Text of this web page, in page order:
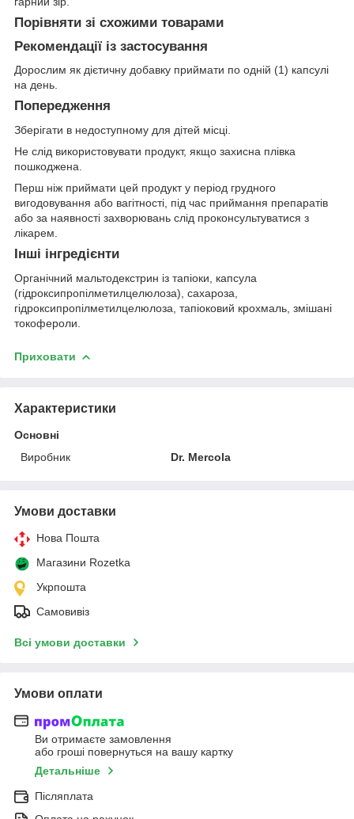
Порівняти зі схожими товарами
Рекомендації із застосування
Дорослим як дієтичну добавку приймати по одній (1) капсулі
на день.
Попередження
Зберігати в недоступному для дітей місці.
Не слід використовувати продукт, якщо захисна плівка
пошкоджена.
Перш ніж приймати цей продукт у період грудного
вигодовування або вагітності, під час приймання препаратів
або за наявності захворювань слід проконсультуватися з
лікарем.
Інші інгредієнти
Органічний мальтодекстрин із тапіоки, капсула
(гідроксипропілметилцелюлоза), сахароза,
гідроксипропілметилцелюлоза, тапіоковий крохмаль, змішані
токофероли.
Приховати
Характеристики
Основні
Виробник
Dr. Mercola
Умови доставки
Нова Пошта
Магазини Rozetka
Укрпошта
Самовивіз
Всі умови доставки
Умови оплати
Ви отримаєте замовлення
або гроші повернуться на вашу картку
Детальніше
Післяплата